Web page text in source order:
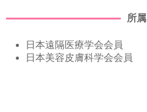
所属
日本遠隔医療学会会員
日本美容皮膚科学会会員